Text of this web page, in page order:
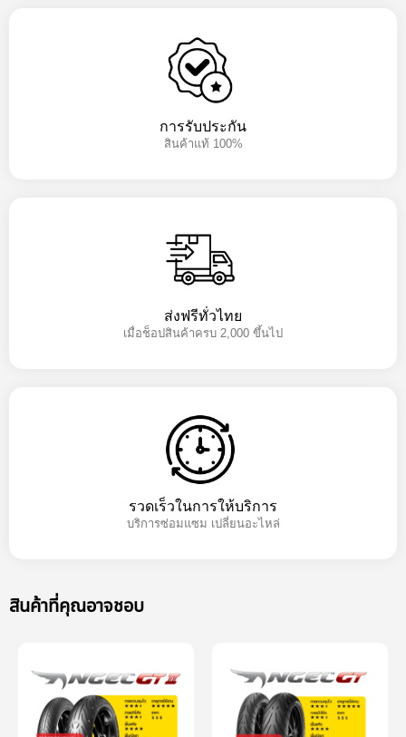
การรับประกัน
สินค้าแท้ 100%
ส่งฟรีทั่วไทย
เมื่อช็อปสินค้าครบ 2,000 ขึ้นไป
รวดเร็วในการให้บริการ
บริการซ่อมแซม เปลี่ยนอะไหล่
สินค้าที่คุณอาจชอบ